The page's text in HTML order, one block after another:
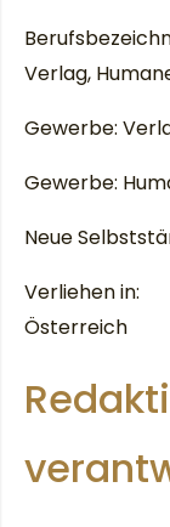
Verlag,
Gewerbe:
Gewerbe:
Neue
Verliehen in:
Österreich